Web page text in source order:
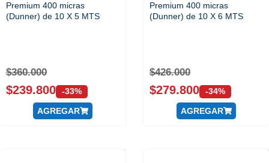
Premium 400 micras
(Dunner) de 10 X 5 MTS
$360.000
$239.800 -33%
AGREGAR
Premium 400 micras
(Dunner) de 10 X 6 MTS
$426.000
$279.800 -34%
AGREGAR